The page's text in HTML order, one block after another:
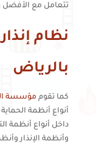
تتعامل مع الأفضل
نظام
بالرياض
كما تقوم مؤسسة
أنواع أنظمة
داخل أنواع أنظمة
وأنظمة الإنذار